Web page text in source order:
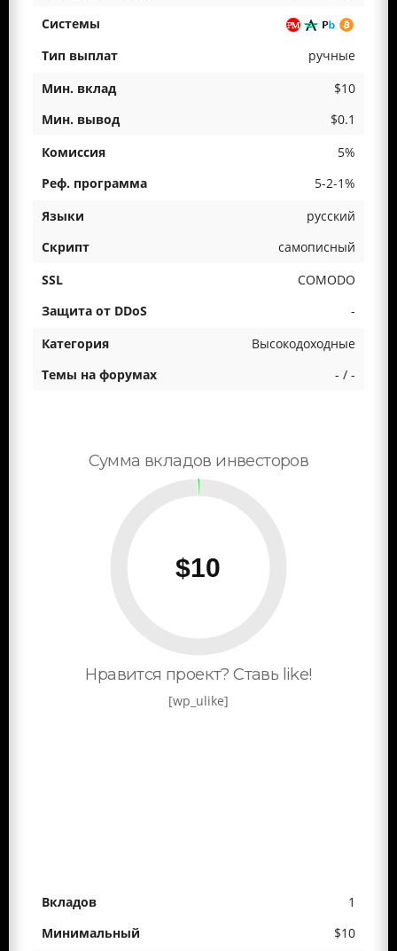
ручные
$10
$0.1
5%
5-2-1%
русский
самописный
COMODO
-
Высокодоходные
- / -
Сумма вкладов инвесторов
Нравится проект? Ставь like!
[wp_ulike]
1
$10